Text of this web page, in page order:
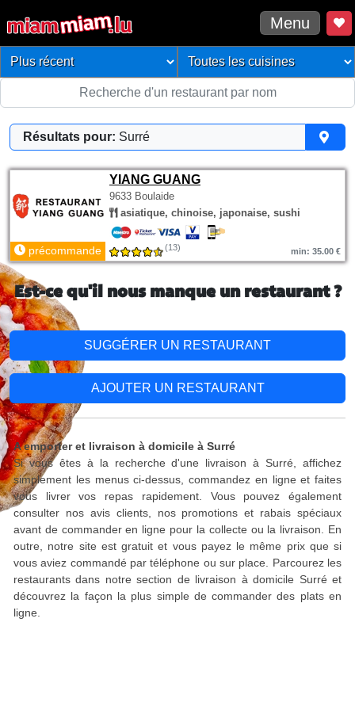
Menu
Résultats pour: Surré
YIANG GUANG
9633 Boulaide
asiatique, chinoise, japonaise, sushi
précommande (13) min: 35.00 €
Est-ce qu'il nous manque un restaurant ?
SUGGÉRER UN RESTAURANT
AJOUTER UN RESTAURANT
A emporter et livraison à domicile à Surré
Si vous êtes à la recherche d'une livraison à Surré, affichez
simplement les menus ci-dessus, commandez en ligne et faites
vous livrer vos repas rapidement. Vous pouvez également
consulter nos avis clients, nos promotions et rabais spéciaux
avant de commander en ligne pour la collecte ou la livraison. En
outre, notre site est gratuit et vous payez le même prix que si
vous aviez commandé par téléphone ou sur place. Parcourez les
restaurants dans notre section de livraison à domicile Surré et
découvrez la façon la plus simple de commander des plats en
ligne.